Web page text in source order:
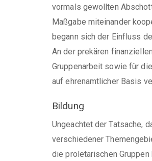
vormals gewollten
Maßgabe miteinander
begann sich der Einfluss
An der prekären
Gruppenarbeit sowie für
auf ehrenamtlicher Basis
Bildung
Ungeachtet der Tatsache,
verschiedener
die proletarischen